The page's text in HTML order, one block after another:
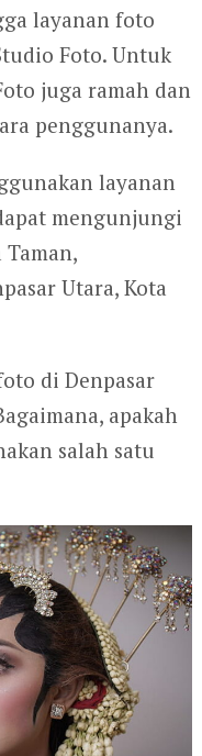
layanan foto
Foto. Untuk
juga ramah dan
penggunanya.
layanan
mengunjungi
Taman,
Utara, Kota
di Denpasar
apakah
salah satu